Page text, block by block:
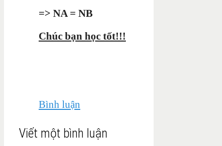
=> NA = NB
Chúc bạn học tốt!!!
Bình luận
Viết một bình luận